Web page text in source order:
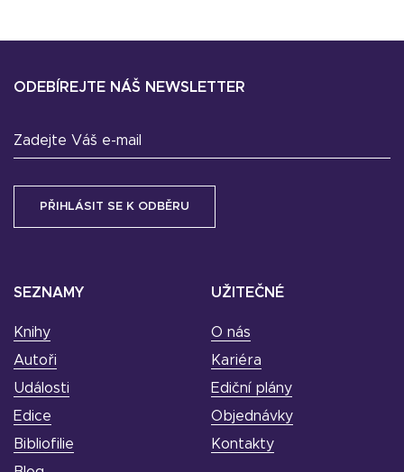
SEZNAMY
Knihy
Autoři
Události
Edice
Bibliofilie
UŽITEČNÉ
O nás
Kariéra
Ediční plány
Objednávky
Kontakty
ODEBÍREJTE NÁŠ NEWSLETTER
Zadejte Váš e-mail